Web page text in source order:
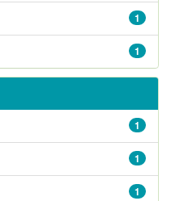
1
1
1
1
1